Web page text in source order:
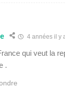
4 années il y
qui veut la
.